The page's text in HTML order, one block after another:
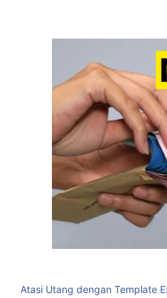
Atasi Utang dengan Template